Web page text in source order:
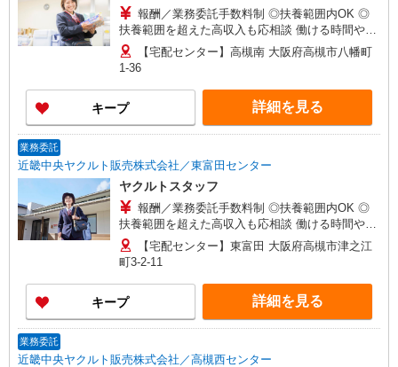
報酬／業務委託手数料制 ◎扶養範囲内OK ◎
扶養範囲を超えた高収入も応相談 働ける時間や環
境に合わせて最大限考慮します。 初めての方でも
お気軽にお問い合わせください！ ※収入補償／月
マなし！ ※研修期間／15日間／2000円／日 収入
保障期間：12か月
【宅配センター】高槻南 大阪府高槻市八幡町
1-36
キープ 詳細を見る
業務委託
近畿中央ヤクルト販売株式会社／東富田センター
ヤクルトスタッフ
報酬／業務委託手数料制 ◎扶養範囲内OK ◎
扶養範囲を超えた高収入も応相談 働ける時間や環
境に合わせて最大限考慮します。 初めての方でも
お気軽にお問い合わせください！ ※収入補償／月
10万円※補償期間／12ヶ月間 ◆商品買取り・ノル
マなし！ ※研修期間／15日間／2000円／日 収入
保障期間：12か月
【宅配センター】東富田 大阪府高槻市津之江
町3-2-11
キープ 詳細を見る
業務委託
近畿中央ヤクルト販売株式会社／高槻西センター